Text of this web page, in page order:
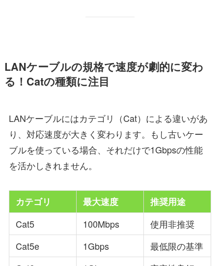
LANケーブルの規格で速度が劇的に変わ
る！Catの種類に注目
LANケーブルにはカテゴリ（Cat）による違いがあ
り、対応速度が大きく変わります。もし古いケー
ブルを使っている場合、それだけで1Gbpsの性能
を活かしきれません。
カテゴリ 最大速度
推奨用途
Cat5
100Mbps
使用非推奨
Cat5e
1Gbps
最低限の基準